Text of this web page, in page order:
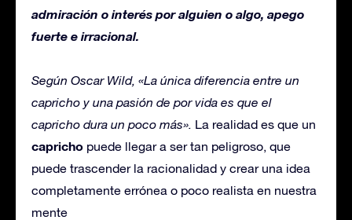
admiración o interés por alguien o algo, apego
fuerte e irracional.
Según Oscar Wild, «La única diferencia entre un
capricho y una pasión de por vida es que el
capricho dura un poco más». La realidad es que un
capricho puede llegar a ser tan peligroso, que
puede trascender la racionalidad y crear una idea
completamente errónea o poco realista en nuestra
mente